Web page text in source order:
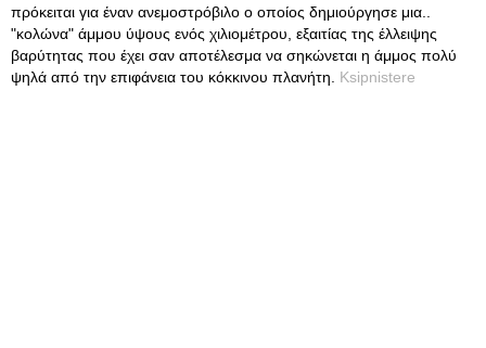
πρόκειται για έναν ανεμοστρόβιλο ο οποίος δημιούργησε μια..
"κολώνα" άμμου ύψους ενός χιλιομέτρου, εξαιτίας της έλλειψης
βαρύτητας που έχει σαν αποτέλεσμα να σηκώνεται η άμμος πολύ
ψηλά από την επιφάνεια του κόκκινου πλανήτη. Ksipnistere